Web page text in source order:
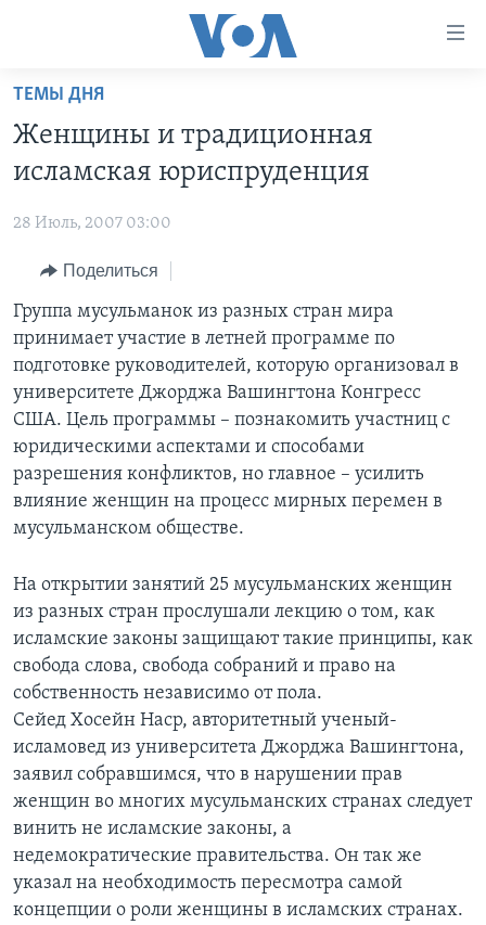
Перейти
основной
контент
навигации
Перейти
поиск
ПРОГРАММЫ
НОВОСТИ ЗА МИНУТУ
ИТОГИ
ПОЧЕМУ ЭТО ВАЖНО?
ДИСКУССИЯ VOA
ДЕТАЛИ
НЬЮ-ЙОРК NEW YORK
АМЕРИКА. БОЛЬШОЕ ПУТЕШЕСТВИЕ
УЧИМ АНГЛИЙСКИЙ
НАША АМЕРИКАНСКАЯ ИСТОРИЯ
А КАК В АМЕРИКЕ?
АРТЕФАКТЫ
АМЕРИКАНСКИЕ ГОРОДКИ
ТЕСТЫ
ЭКСПЕРТИЗА
ИНТЕРВЬЮ
ФАКТЫ ПРОТИВ ФЕЙКОВ
ЗА СВОБОДУ ПРЕССЫ
УЧИМ АНГЛИЙСКИЙ
ВИДЕО
ПОДПИСКА НА НОВОСТИ
Learning English
СОЦИАЛЬНЫЕ СЕТИ
Языки
ТЕМЫ ДНЯ
Женщины и традиционная
исламская юриспруденция
28 Июль, 2007 03:00
Поделиться
Группа мусульманок из разных стран мира
принимает участие в летней программе по
подготовке руководителей, которую организовал в
университете Джорджа Вашингтона Конгресс
США. Цель программы – познакомить участниц с
юридическими аспектами и способами
разрешения конфликтов, но главное – усилить
влияние женщин на процесс мирных перемен в
мусульманском обществе.
На открытии занятий 25 мусульманских женщин
из разных стран прослушали лекцию о том, как
исламские законы защищают такие принципы, как
свобода слова, свобода собраний и право на
собственность независимо от пола.
Сейед Хосейн Наср, авторитетный ученый-
исламовед из университета Джорджа Вашингтона,
заявил собравшимся, что в нарушении прав
женщин во многих мусульманских странах следует
винить не исламские законы, а
недемократические правительства. Он так же
указал на необходимость пересмотра самой
концепции о роли женщины в исламских странах.